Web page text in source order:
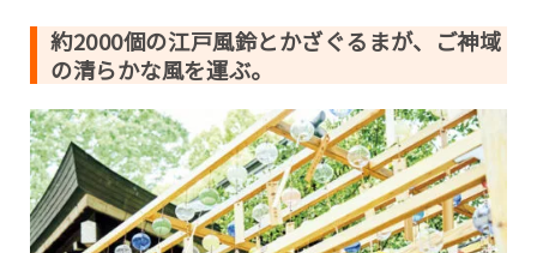
約2000個の江戸風鈴とかざぐるまが、ご神域
の清らかな風を運ぶ。